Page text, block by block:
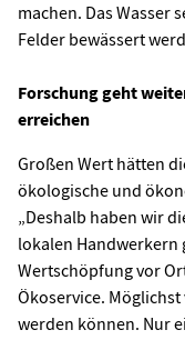
machen. Das Wasser
Felder bewässert
Forschung geht
erreichen
Großen Wert hätten
ökologische und
„Deshalb haben wir
lokalen Handwerkern
Wertschöpfung vor
Ökoservice.
werden können. Nur